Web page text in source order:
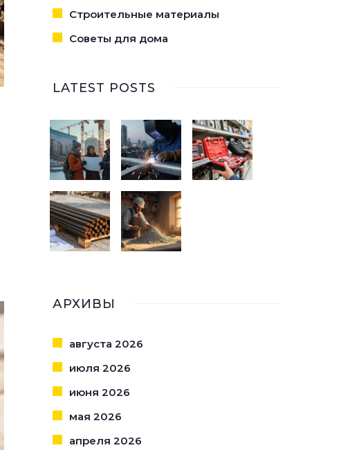
Строительные материалы
Советы для дома
LATEST POSTS
АРХИВЫ
августа 2026
июля 2026
июня 2026
мая 2026
апреля 2026